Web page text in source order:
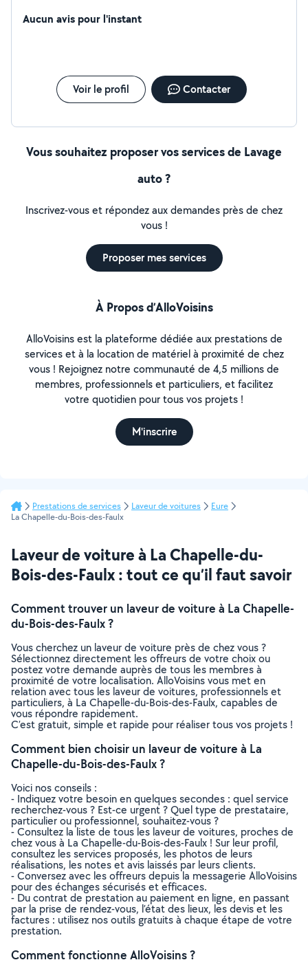
Aucun avis pour l'instant
Voir le profil Contacter
Vous souhaitez proposer vos services de Lavage
auto ?
Inscrivez-vous et répondez aux demandes près de chez
vous !
Proposer mes services
À Propos d’AlloVoisins
AlloVoisins est la plateforme dédiée aux prestations de
services et à la location de matériel à proximité de chez
vous ! Rejoignez notre communauté de 4,5 millions de
membres, professionnels et particuliers, et facilitez
votre quotidien pour tous vos projets !
M'inscrire
Prestations de services Laveur de voitures
Eure
La Chapelle-du-Bois-des-Faulx
Laveur de voiture à La Chapelle-du-
Bois-des-Faulx : tout ce qu’il faut savoir
Comment trouver un laveur de voiture à La Chapelle-
du-Bois-des-Faulx ?
Vous cherchez un laveur de voiture près de chez vous ?
Sélectionnez directement les offreurs de votre choix ou
postez votre demande auprès de tous les membres à
proximité de votre localisation. AlloVoisins vous met en
relation avec tous les laveur de voitures, professionnels et
particuliers, à La Chapelle-du-Bois-des-Faulx, capables de
vous répondre rapidement.
C’est gratuit, simple et rapide pour réaliser tous vos projets !
Comment bien choisir un laveur de voiture à La
Chapelle-du-Bois-des-Faulx ?
Voici nos conseils :
- Indiquez votre besoin en quelques secondes : quel service
recherchez-vous ? Est-ce urgent ? Quel type de prestataire,
particulier ou professionnel, souhaitez-vous ?
- Consultez la liste de tous les laveur de voitures, proches de
chez vous à La Chapelle-du-Bois-des-Faulx ! Sur leur profil,
consultez les services proposés, les photos de leurs
réalisations, les notes et avis laissés par leurs clients.
- Conversez avec les offreurs depuis la messagerie AlloVoisins
pour des échanges sécurisés et efficaces.
- Du contrat de prestation au paiement en ligne, en passant
par la prise de rendez-vous, l’état des lieux, les devis et les
factures : utilisez nos outils gratuits à chaque étape de votre
prestation.
Comment fonctionne AlloVoisins ?